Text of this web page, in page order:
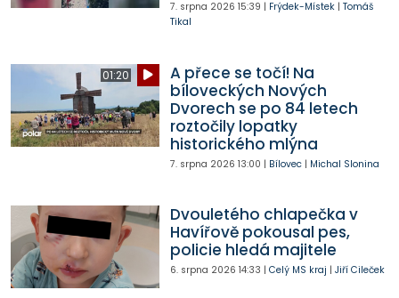
7. srpna 2026 15:39 | Frýdek-Místek| Tomáš
Tikal
01:20
A přece se točí! Na
bíloveckých Nových
Dvorech se po 84 letech
roztočily lopatky
historického mlýna
7. srpna 2026 13:00 | Bílovec| Michal Slonina
Dvouletého chlapečka v
Havířově pokousal pes,
policie hledá majitele
6. srpna 2026 14:33 | Celý MS kraj | Jiří Cileček